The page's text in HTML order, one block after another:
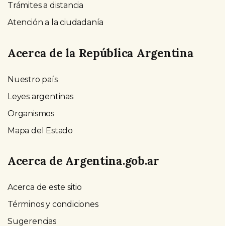
Trámites a distancia
Atención a la ciudadanía
Acerca de la República Argentina
Nuestro país
Leyes argentinas
Organismos
Mapa del Estado
Acerca de Argentina.gob.ar
Acerca de este sitio
Términos y condiciones
Sugerencias